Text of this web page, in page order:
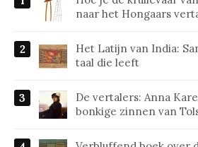
naar het Hongaars
Het Latijn van India:
taal die leeft
De vertalers: Anna
bonkige zinnen van